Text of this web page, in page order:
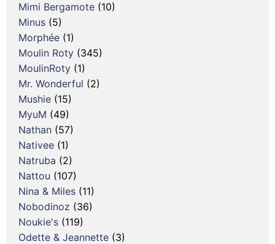
Mimi Bergamote (10)
Minus (5)
Morphée (1)
Moulin Roty (345)
MoulinRoty (1)
Mr. Wonderful (2)
Mushie (15)
MyuM (49)
Nathan (57)
Nativee (1)
Natruba (2)
Nattou (107)
Nina & Miles (11)
Nobodinoz (36)
Noukie's (119)
Odette & Jeannette (3)